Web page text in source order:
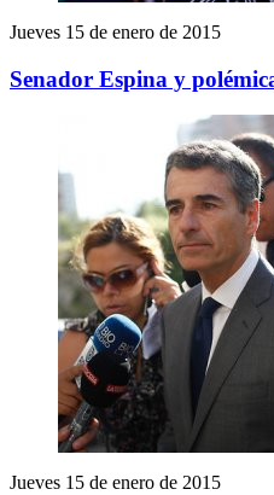
Jueves 15 de enero de 2015
Senador Espina y
Jueves 15 de enero de 2015